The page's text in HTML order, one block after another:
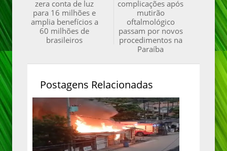
complicações após
mutirão
oftalmológico
passam por novos
procedimentos na
Paraíba
zera conta de luz
para 16 milhões e
amplia benefícios a
60 milhões de
brasileiros
Postagens Relacionadas